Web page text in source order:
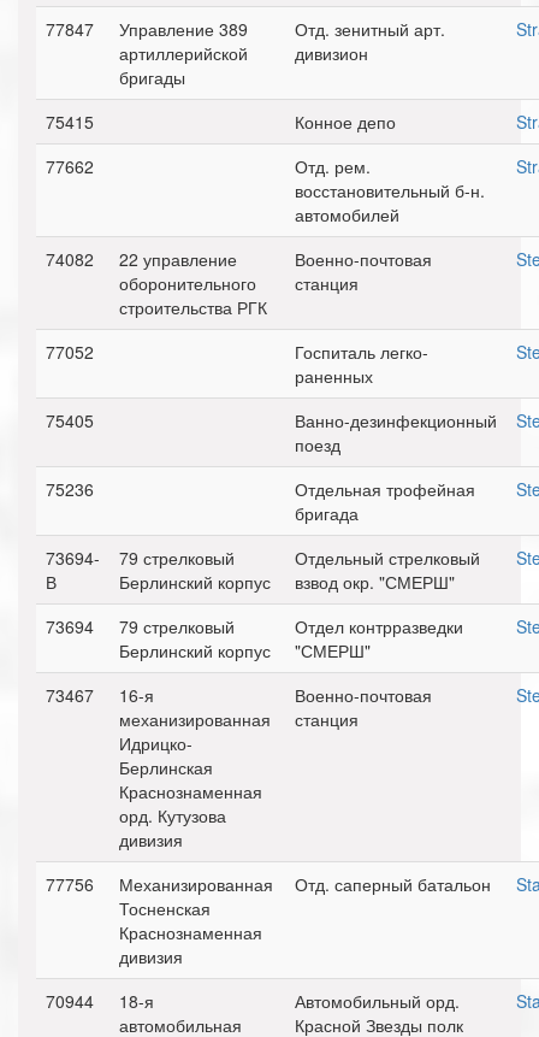
77847
Управление 389
артиллерийской
бригады
Отд. зенитный арт.
дивизион
75415 Конное депо
77662
Отд. рем.
восстановительный б-н.
автомобилей
74082
22 управление
оборонительного
строительства РГК
Военно-почтовая
станция
77052
Госпиталь легко-
раненных
75405
Ванно-дезинфекционный
поезд
75236
Отдельная трофейная
бригада
73694-
В
79 стрелковый
Берлинский корпус
Отдельный стрелковый
взвод окр. "СМЕРШ"
73694
79 стрелковый
Берлинский корпус
Отдел контрразведки
"СМЕРШ"
73467
16-я
механизированная
Идрицко-
Берлинская
Краснознаменная
орд. Кутузова
дивизия
Военно-почтовая
станция
77756
Механизированная
Тосненская
Краснознаменная
дивизия
Отд. саперный батальон
70944
18-я
автомобильная
Автомобильный орд.
Красной Звезды полк